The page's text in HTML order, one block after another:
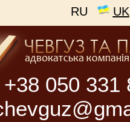
RU UK
+38 050 331